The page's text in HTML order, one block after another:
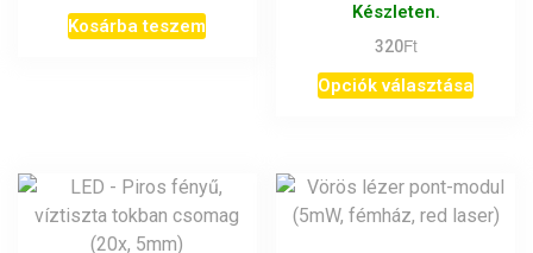
Kosárba teszem
Készleten.
320Ft
Opciók választásaEnnek
van.